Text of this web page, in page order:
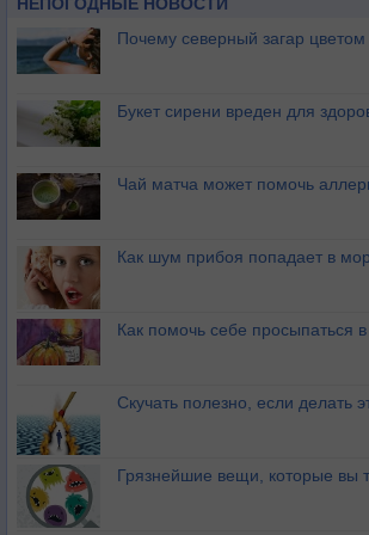
НЕПОГОДНЫЕ НОВОСТИ
Почему северный загар
Букет сирени вреден для
Чай матча может помочь
Как шум прибоя попадает в
Как помочь себе просыпаться
Скучать полезно, если делать
Грязнейшие вещи, которые вы